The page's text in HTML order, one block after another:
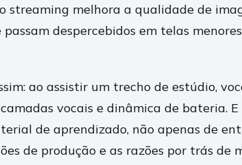
streaming melhora a qualidade de
despercebidos em telas
ao assistir um trecho de estúdio,
vocais e dinâmica de bateria. E
de aprendizado, não apenas de
de produção e as razões por trás de